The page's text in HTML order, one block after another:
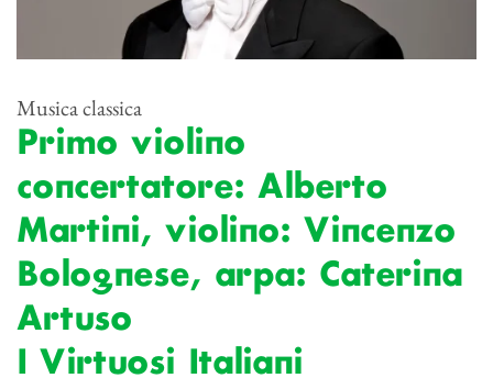
Musica classica
Primo violino
concertatore: Alberto
Martini, violino: Vincenzo
Bolognese, arpa: Caterina
Artuso
I Virtuosi Italiani